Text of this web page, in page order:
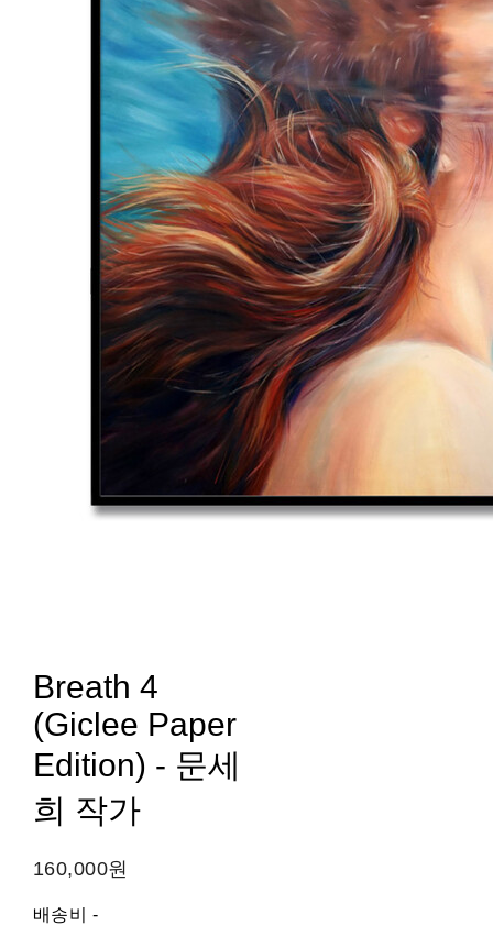
Breath 4
(Giclee Paper
Edition) - 문세
희 작가
160,000원
배송비 -